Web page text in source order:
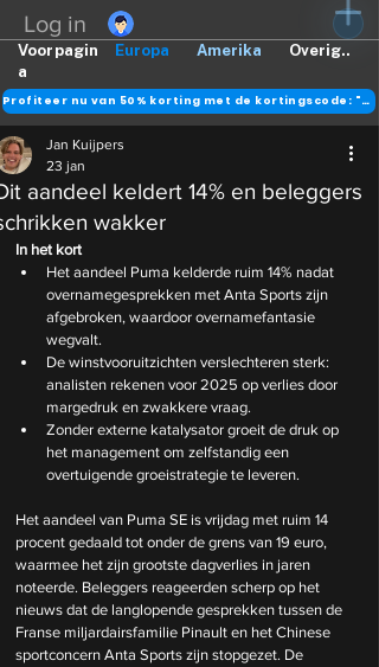
Log in
Europa Amerika Overig..
Voorpagin
a
Profiteer nu van 50% korting met de kortingscode: "DANK"
aandeel keldert 14% en beleggers
wakker
Jan Kuijpers
23 jan
In het kort
Het aandeel Puma kelderde ruim 14% nadat
overnamegesprekken met Anta Sports zijn
afgebroken, waardoor overnamefantasie
wegvalt.
De winstvooruitzichten verslechteren sterk:
analisten rekenen voor 2025 op verlies door
margedruk en zwakkere vraag.
Zonder externe katalysator groeit de druk op
het management om zelfstandig een
overtuigende groeistrategie te leveren.
Het aandeel van Puma SE is vrijdag met ruim 14
procent gedaald tot onder de grens van 19 euro,
waarmee het zijn grootste dagverlies in jaren
noteerde. Beleggers reageerden scherp op het
nieuws dat de langlopende gesprekken tussen de
Franse miljardairsfamilie Pinault en het Chinese
sportconcern Anta Sports zijn stopgezet. De